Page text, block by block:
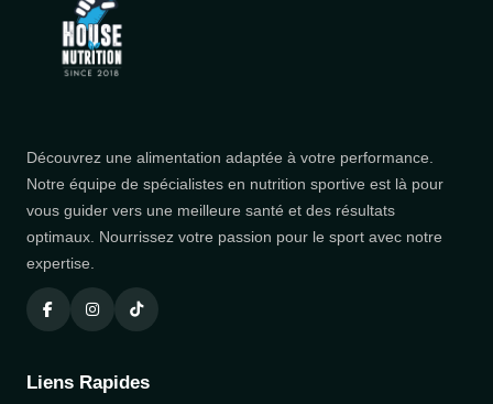
Découvrez une alimentation adaptée à votre performance.
Notre équipe de spécialistes en nutrition sportive est là pour
vous guider vers une meilleure santé et des résultats
optimaux. Nourrissez votre passion pour le sport avec notre
expertise.
Liens Rapides